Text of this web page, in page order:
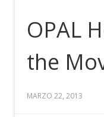
OPAL
the
MARZO 22, 2013